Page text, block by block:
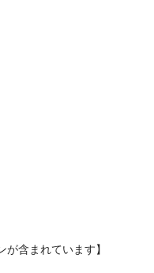
含まれています】